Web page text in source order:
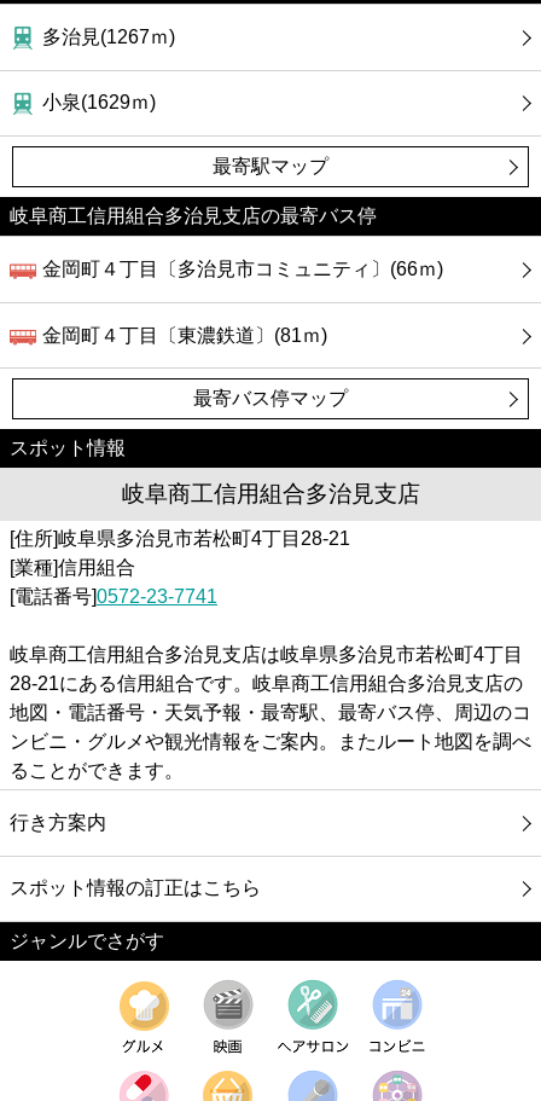
多治見(1267ｍ)
小泉(1629ｍ)
最寄駅マップ
岐阜商工信用組合多治見支店の最寄バス停
金岡町４丁目〔多治見市コミュニティ〕(66ｍ)
金岡町４丁目〔東濃鉄道〕(81ｍ)
最寄バス停マップ
スポット情報
岐阜商工信用組合多治見支店
[住所]岐阜県多治見市若松町4丁目28-21
[業種]信用組合
[電話番号]0572-23-7741
岐阜商工信用組合多治見支店は岐阜県多治見市若松町4丁目
28-21にある信用組合です。岐阜商工信用組合多治見支店の
地図・電話番号・天気予報・最寄駅、最寄バス停、周辺のコ
ンビニ・グルメや観光情報をご案内。またルート地図を調べ
ることができます。
行き方案内
スポット情報の訂正はこちら
ジャンルでさがす